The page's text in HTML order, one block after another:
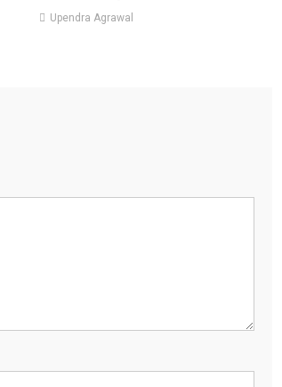
Upendra Agrawal